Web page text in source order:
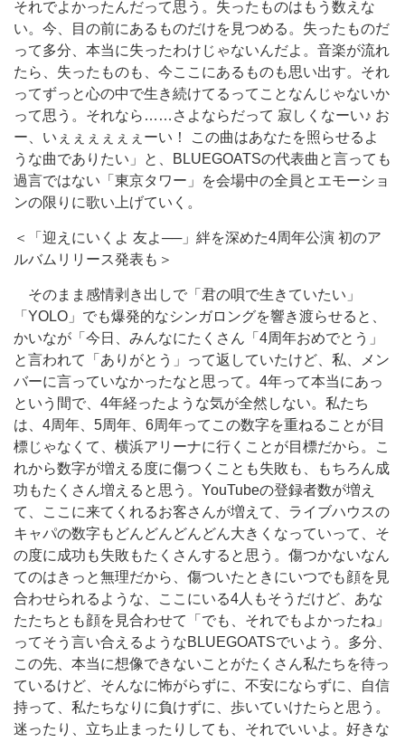
それでよかったんだって思う。失ったものはもう数えな
い。今、目の前にあるものだけを見つめる。失ったものだ
って多分、本当に失ったわけじゃないんだよ。音楽が流れ
たら、失ったものも、今ここにあるものも思い出す。それ
ってずっと心の中で生き続けてるってことなんじゃないか
って思う。それなら……さよならだって 寂しくなーい♪ お
ー、いぇぇぇぇぇぇーい！ この曲はあなたを照らせるよ
うな曲でありたい」と、BLUEGOATSの代表曲と言っても
過言ではない「東京タワー」を会場中の全員とエモーショ
ンの限りに歌い上げていく。
＜「迎えにいくよ 友よ──」絆を深めた4周年公演 初のア
ルバムリリース発表も＞
そのまま感情剥き出しで「君の唄で生きていたい」
「YOLO」でも爆発的なシンガロングを響き渡らせると、
かいなが「今日、みんなにたくさん「4周年おめでとう」
と言われて「ありがとう」って返していたけど、私、メン
バーに言っていなかったなと思って。4年って本当にあっ
という間で、4年経ったような気が全然しない。私たち
は、4周年、5周年、6周年ってこの数字を重ねることが目
標じゃなくて、横浜アリーナに行くことが目標だから。こ
れから数字が増える度に傷つくことも失敗も、もちろん成
功もたくさん増えると思う。YouTubeの登録者数が増え
て、ここに来てくれるお客さんが増えて、ライブハウスの
キャパの数字もどんどんどんどん大きくなっていって、そ
の度に成功も失敗もたくさんすると思う。傷つかないなん
てのはきっと無理だから、傷ついたときにいつでも顔を見
合わせられるような、ここにいる4人もそうだけど、あな
たたちとも顔を見合わせて「でも、それでもよかったね」
ってそう言い合えるようなBLUEGOATSでいよう。多分、
この先、本当に想像できないことがたくさん私たちを待っ
ているけど、そんなに怖がらずに、不安にならずに、自信
持って、私たちなりに負けずに、歩いていけたらと思う。
迷ったり、立ち止まったりしても、それでいいよ。好きな